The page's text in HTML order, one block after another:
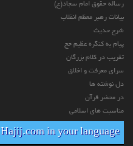
رساله حقوق امام سجاد(ع)
بیانات رهبر معظم انقلاب
شرح حدیث
پیام به کنگره عظیم حج
تقریب در کلام بزرگان
سرای معرفت و اخلاق
دل نوشته ها
در محضر قرآن
مناسبت های اسلامی
Hajij.com in your language